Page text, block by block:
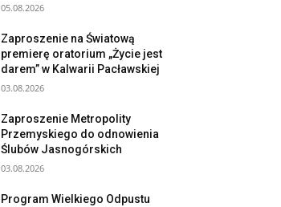
05.08.2026
Zaproszenie na Światową
premierę oratorium „Życie jest
darem” w Kalwarii Pacławskiej
03.08.2026
Zaproszenie Metropolity
Przemyskiego do odnowienia
Ślubów Jasnogórskich
03.08.2026
Program Wielkiego Odpustu